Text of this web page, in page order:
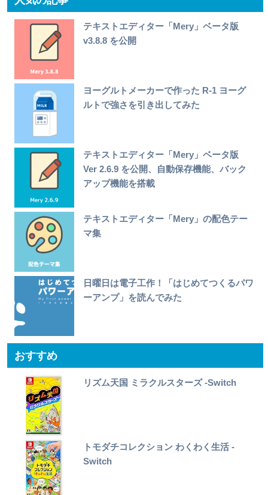
テキストエディター「Mery」ベータ版
v3.8.8 を公開
ヨーグルトメーカーで作った R-1 ヨーグ
ルトで強さを引き出してみた
テキストエディター「Mery」ベータ版
Ver 2.6.9 を公開、自動保存機能、バック
アップ機能を搭載
テキストエディター「Mery」の配色テー
マ集
日曜日は電子工作！「はじめてつくるパワ
ーアンプ」を読んでみた
おすすめ
リズム天国 ミラクルスターズ -Switch
トモダチコレクション わくわく生活 -
Switch